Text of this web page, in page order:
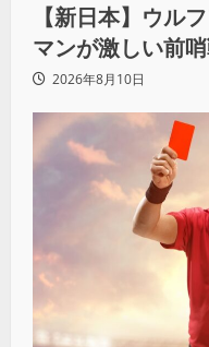
【新日本】ウル
マンが激しい前
カラム(絡む)小バ
2026年8月10日